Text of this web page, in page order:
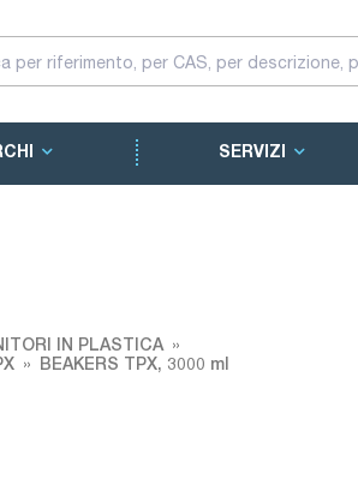
SERVIZI
IN PLASTICA
BEAKERS TPX, 3000 ml